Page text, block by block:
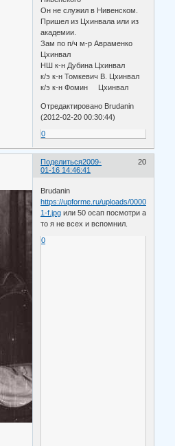
Он не служил в Нивенском.
Пришел из Цхинвала или из
академии.
Зам по п/ч м-р Авраменко
Цхинвал
НШ к-н Дубина Цхинвал
к/э к-н Томкевич В. Цхинвал
к/э к-н Фомин Цхинвал
Отредактировано Brudanin
(2012-02-20 00:30:44)
0
Поделиться 20
2009-
01-16 14:46:41
Brudanin
https://upforme.ru/uploads/0000/d0/8c/
1-f.jpg или 50 осап посмотри а
то я не всех и вспомнил.
0